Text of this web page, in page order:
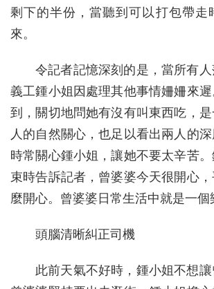
剩下的半份，當聽到可以打包帶走
來。
令記者記憶深刻的是，當所有人
義工鍾小姐因處理其他事情姍姍來
到，關切地問她有沒有叫東西吃，
人的自然關心，也足以看出兩人的
時常關心鍾小姐，讓她不要太辛苦
束時告訴記者，曾婆婆今天很開心
麼開心。曾婆婆日常生活中就是一個
頭腦清晰糾正司機
此前天氣不好時，鍾小姐不想